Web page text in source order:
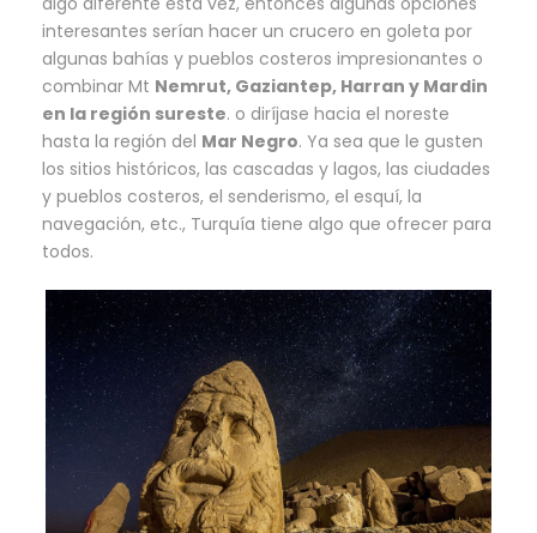
interesantes serían hacer un crucero en goleta por
algunas bahías y pueblos costeros impresionantes o
combinar Mt Nemrut, Gaziantep, Harran y Mardin
en la región sureste. o diríjase hacia el noreste
hasta la región del Mar Negro. Ya sea que le gusten
los sitios históricos, las cascadas y lagos, las ciudades
y pueblos costeros, el senderismo, el esquí, la
navegación, etc., Turquía tiene algo que ofrecer para
todos.